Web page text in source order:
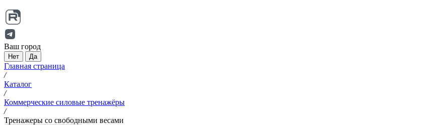
Ваш город
Нет Да
Главная страница
/
Каталог
/
Коммерческие силовые тренажёры
/
Тренажеры со свободными весами